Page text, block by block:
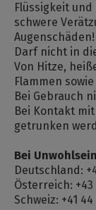
Flüssigkeit
schwere
Augenschäden!
Darf nicht in
Von Hitze,
Flammen
Bei Gebrauch
Bei Kontakt
getrunken
Bei
Deutschland:
Österreich: +43
Schweiz: +41 44